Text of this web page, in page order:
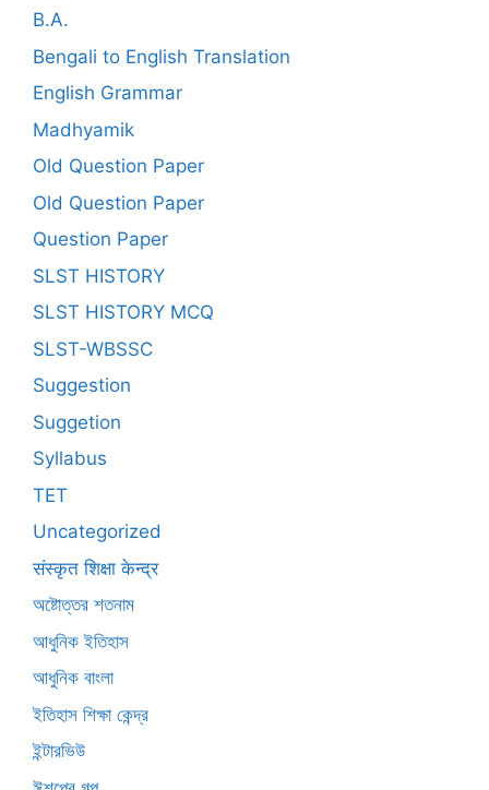
B.A.
Bengali to English Translation
English Grammar
Madhyamik
Old Question Paper
Old Question Paper
Question Paper
SLST HISTORY
SLST HISTORY MCQ
SLST-WBSSC
Suggestion
Suggetion
Syllabus
TET
Uncategorized
संस्कृत शिक्षा केन्द्र
অষ্টোত্তর শতনাম
আধুনিক ইতিহাস
আধুনিক বাংলা
ইতিহাস শিক্ষা কেন্দ্র
ইন্টারভিউ